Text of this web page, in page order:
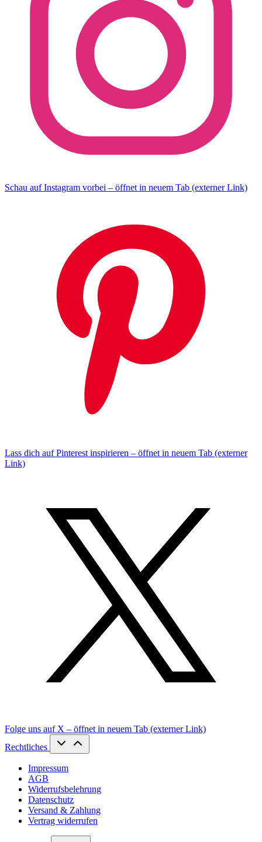
Schau auf Instagram vorbei – öffnet in neuem Tab (externer Link)
Lass dich auf Pinterest inspirieren – öffnet in neuem Tab (externer
Link)
Folge uns auf X – öffnet in neuem Tab (externer Link)
Rechtliches
Impressum
AGB
Widerrufsbelehrung
Datenschutz
Versand & Zahlung
Vertrag widerrufen